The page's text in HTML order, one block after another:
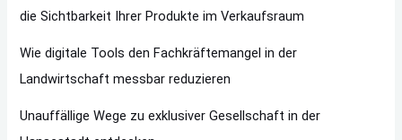
die Sichtbarkeit Ihrer Produkte im Verkaufsraum
Wie digitale Tools den Fachkräftemangel in der
Landwirtschaft messbar reduzieren
Unauffällige Wege zu exklusiver Gesellschaft in der